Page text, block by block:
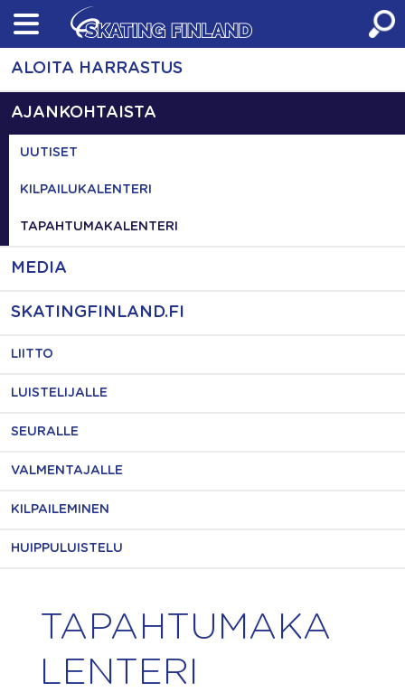
Skip
content
ALOITA HARRASTUS
AJANKOHTAISTA
UUTISET
KILPAILUKALENTERI
TAPAHTUMAKALENTERI
MEDIA
SKATINGFINLAND.FI
LIITTO
LUISTELIJALLE
SEURALLE
VALMENTAJALLE
KILPAILEMINEN
HUIPPULUISTELU
TAPAHTUMAKA
LENTERI